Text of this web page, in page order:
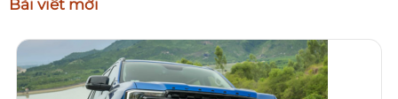
Bài viết mới